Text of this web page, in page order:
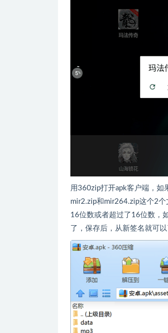
用360zip打开apk客户端，如
mir2.zip和mir264.zip这个2
16位数或者超过了16位数，
了，保存后，从新签名就可以